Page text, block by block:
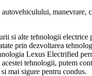
si alte tehnologii
prin dezvoltarea
Lexus Electrified
tehnologii, putem
mai sigure pentru condus.